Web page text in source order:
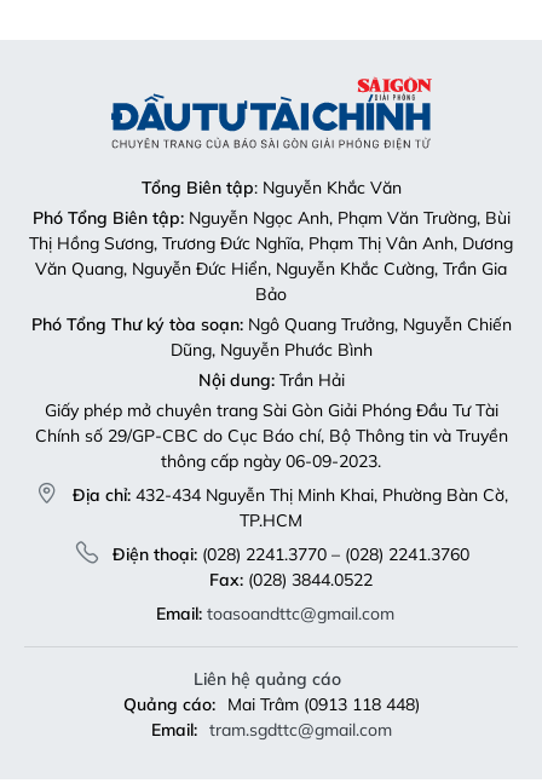
Tổng Biên tập: Nguyễn Khắc Văn
Phó Tổng Biên tập:Nguyễn Ngọc Anh, Phạm Văn Trường, Bùi
Thị Hồng Sương, Trương Đức Nghĩa, Phạm Thị Vân Anh, Dương
Văn Quang, Nguyễn Đức Hiển, Nguyễn Khắc Cường, Trần Gia
Bảo
Phó Tổng Thư ký tòa soạn:Ngô Quang Trưởng, Nguyễn Chiến
Dũng, Nguyễn Phước Bình
Nội dung:Trần Hải
Giấy phép mở chuyên trang Sài Gòn Giải Phóng Đầu Tư Tài
Chính số 29/GP-CBC do Cục Báo chí, Bộ Thông tin và Truyền
thông cấp ngày 06-09-2023.
Địa chỉ: 432-434 Nguyễn Thị Minh Khai, Phường Bàn Cờ,
TP.HCM
Điện thoại:(028) 2241.3770 – (028) 2241.3760
Fax:(028) 3844.0522
Email: toasoandttc@gmail.com
Liên hệ quảng cáo
Quảng cáo:
Mai Trâm (0913 118 448)
Email: tram.sgdttc@gmail.com